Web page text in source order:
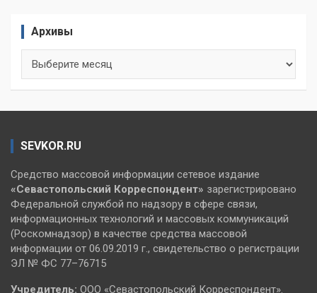
Архивы
SEVKOR.RU
Средство массовой информации сетевое издание
«Севастопольский Корреспондент» зарегистрировано
Федеральной службой по надзору в сфере связи,
информационных технологий и массовых коммуникаций
(Роскомнадзор) в качестве средства массовой
информации от 06.09.2019 г., свидетельство о регистрации
ЭЛ № ФС 77–76715
Учредитель: ООО «Севастопольский Корреспондент».